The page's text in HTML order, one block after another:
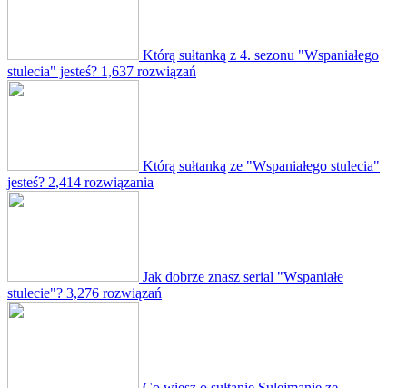
Którą sułtanką z 4. sezonu "Wspaniałego
stulecia" jesteś? 1,637 rozwiązań
Którą sułtanką ze "Wspaniałego stulecia"
jesteś? 2,414 rozwiązania
Jak dobrze znasz serial "Wspaniałe
stulecie"? 3,276 rozwiązań